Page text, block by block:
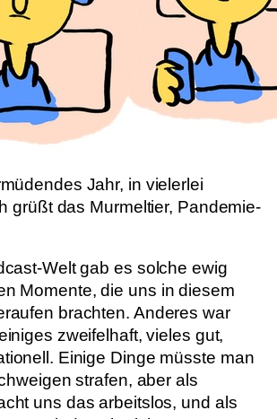
Jahr, in vielerlei
grüßt das Murmeltier, Pandemie-
Welt gab es solche ewig
Momente, die uns in diesem
brachten. Anderes war
zweifelhaft, vieles gut,
Einige Dinge müsste man
strafen, aber als
uns das arbeitslos, und als